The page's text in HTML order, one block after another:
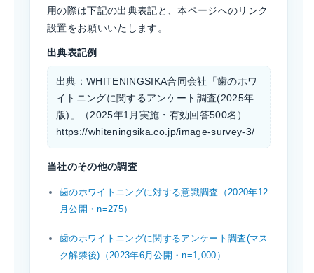
用の際は下記の出典表記と、本ページへのリンク
設置をお願いいたします。
出典表記例
出典：WHITENINGSIKA合同会社「歯のホワ
イトニングに関するアンケート調査(2025年
版)」（2025年1月実施・有効回答500名）
https://whiteningsika.co.jp/image-survey-3/
当社のその他の調査
歯のホワイトニングに対する意識調査（2020年12
月公開・n=275）
歯のホワイトニングに関するアンケート調査(マス
ク解禁後)（2023年6月公開・n=1,000）